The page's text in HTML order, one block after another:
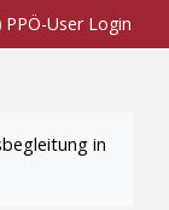
umschalten
PPÖ-User Login
in